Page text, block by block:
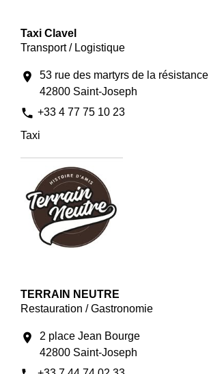
Taxi Clavel
Transport / Logistique
location_on
53 rue des martyrs de la résistance
42800 Saint-Joseph
phone +33 4 77 75 10 23
Taxi
TERRAIN NEUTRE
Restauration / Gastronomie
location_on
2 place Jean Bourge
42800 Saint-Joseph